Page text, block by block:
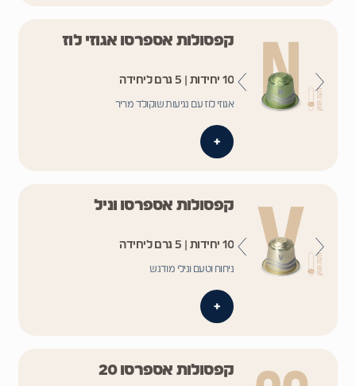
קפסולות אספרסו אגוזי לוז
10 יחידות | 5 גרם ליחידה
אגוזי לוז עם נגיעות שוקולד מריר
+
קפסולות אספרסו וניל
10 יחידות | 5 גרם ליחידה
ניחוח וטעם ונילי מודגש
+
קפסולות אספרסו 20